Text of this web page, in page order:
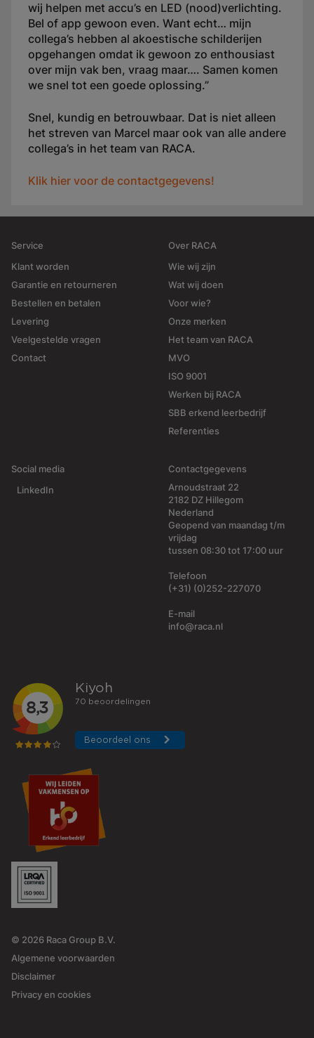
wij helpen met accu’s en LED (nood)verlichting.
Bel of app gewoon even. Want echt… mijn
collega’s hebben al akoestische schilderijen
opgehangen omdat ik gewoon zo enthousiast
over mijn vak ben, vraag maar…. Samen komen
we snel tot een goede oplossing.”
Snel, kundig en betrouwbaar. Dat is niet alleen
het streven van Marcel maar ook van alle andere
collega’s in het team van RACA.
Klik hier voor de contactgegevens!
Service
Klant worden
Garantie en retourneren
Bestellen en betalen
Levering
Veelgestelde vragen
Contact
Over RACA
Wie wij zijn
Wat wij doen
Voor wie?
Onze merken
Het team van RACA
MVO
ISO 9001
Werken bij RACA
SBB erkend leerbedrijf
Referenties
Social media
LinkedIn
Contactgegevens
Arnoudstraat 22
2182 DZ Hillegom
Nederland
Geopend van maandag t/m
vrijdag
tussen 08:30 tot 17:00 uur
Telefoon
(+31) (0)252-227070
E-mail
info@raca.nl
© 2026 Raca Group B.V.
Algemene voorwaarden
Disclaimer
Privacy en cookies